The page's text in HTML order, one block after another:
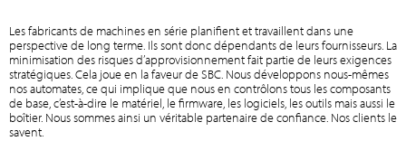
Les fabricants de machines en série planifient et travaillent dans une
perspective de long terme. Ils sont donc dépendants de leurs fournisseurs. La
minimisation des risques d’approvisionnement fait partie de leurs exigences
stratégiques. Cela joue en la faveur de SBC. Nous développons nous-mêmes
nos automates, ce qui implique que nous en contrôlons tous les composants
de base, c’est-à-dire le matériel, le firmware, les logiciels, les outils mais aussi le
boîtier. Nous sommes ainsi un véritable partenaire de confiance. Nos clients le
savent.